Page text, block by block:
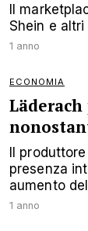
Il
Shein e
1 anno
ECONOMIA
Il
presenza
aumento
1 anno